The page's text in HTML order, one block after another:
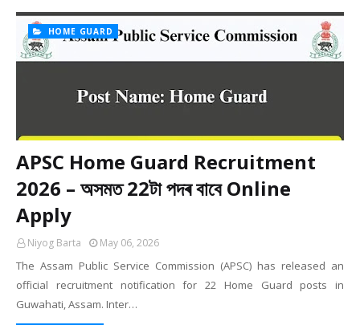
HOME GUARD
APSC Home Guard Recruitment
2026 – অসমত 22টা পদৰ বাবে Online
Apply
Niyog Barta May 06, 2026
The Assam Public Service Commission (APSC) has released an
official recruitment notification for 22 Home Guard posts in
Guwahati, Assam. Inter…